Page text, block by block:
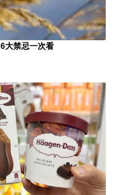
立秋到！4生肖健康亮紅燈 6大禁忌一次看